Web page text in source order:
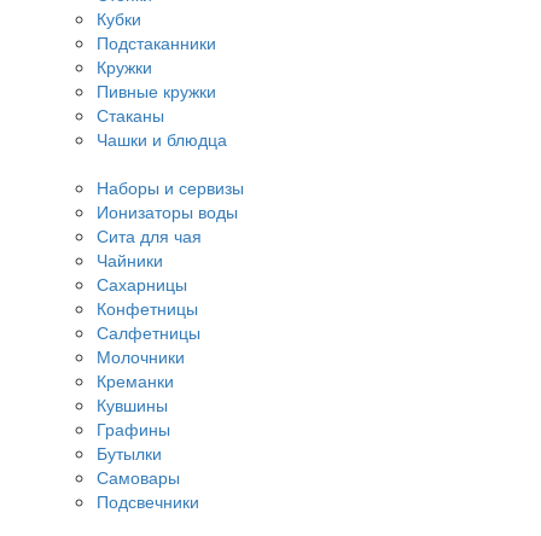
Кубки
Подстаканники
Кружки
Пивные кружки
Стаканы
Чашки и блюдца
Наборы и сервизы
Ионизаторы воды
Сита для чая
Чайники
Сахарницы
Конфетницы
Салфетницы
Молочники
Креманки
Кувшины
Графины
Бутылки
Самовары
Подсвечники